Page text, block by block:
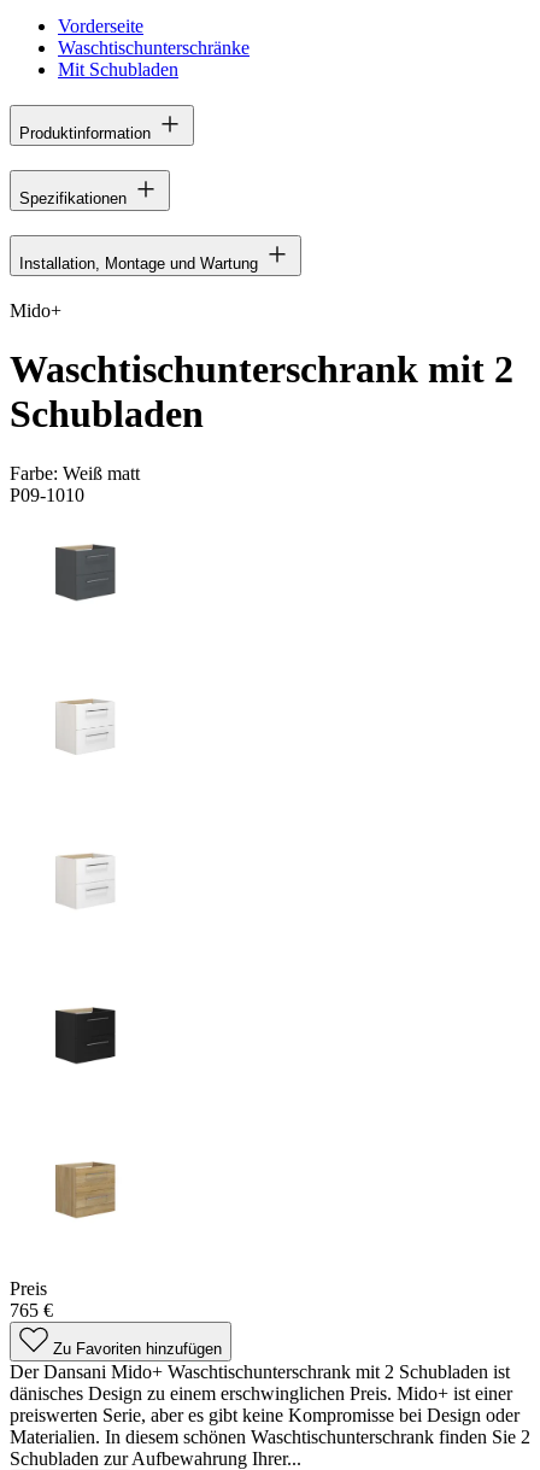
Vorderseite
Waschtischunterschränke
Mit Schubladen
Produktinformation
Spezifikationen
Installation, Montage und Wartung
Mido+
Waschtischunterschrank mit 2
Schubladen
Farbe: Weiß matt
P09-1010
Preis
765 €
Zu Favoriten hinzufügen
Der Dansani Mido+ Waschtischunterschrank mit 2 Schubladen ist
dänisches Design zu einem erschwinglichen Preis. Mido+ ist einer
preiswerten Serie, aber es gibt keine Kompromisse bei Design oder
Materialien. In diesem schönen Waschtischunterschrank finden Sie 2
Schubladen zur Aufbewahrung Ihrer...